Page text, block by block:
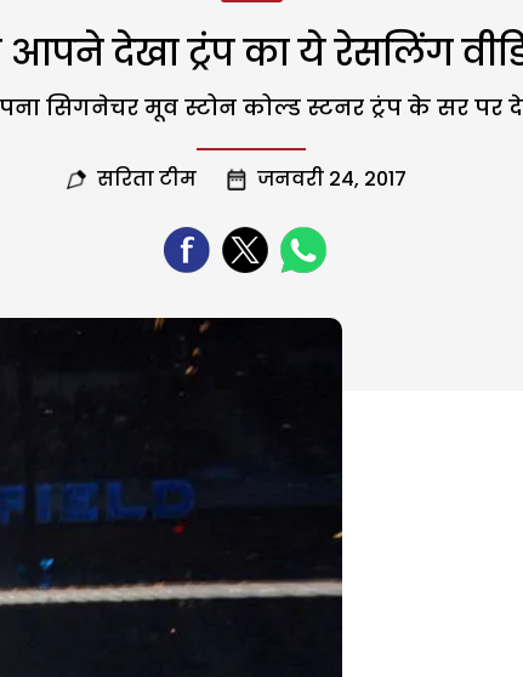
आपने देखा ट्रंप का ये रेसलिंग
सिगनेचर मूव स्टोन कोल्ड स्टनर ट्रंप के सर पर दे
सरिता टीम जनवरी 24, 2017